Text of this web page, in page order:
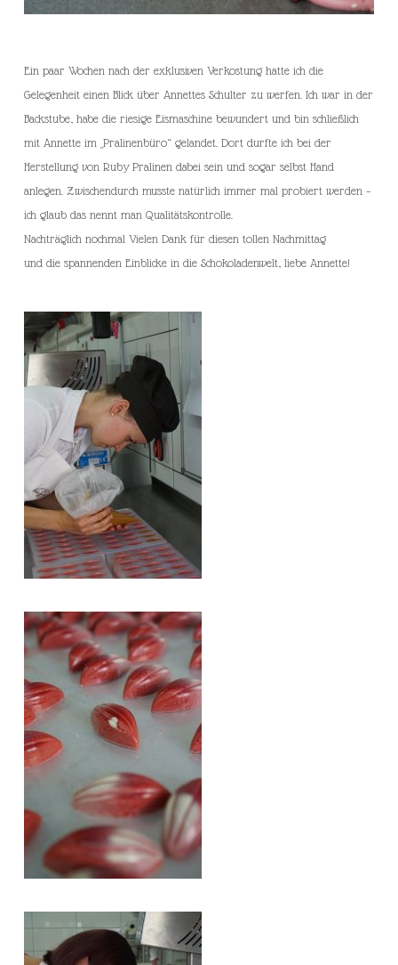
Ein paar Wochen nach der exklusiven Verkostung hatte ich die
Gelegenheit einen Blick über Annettes Schulter zu werfen. Ich war in der
Backstube, habe die riesige Eismaschine bewundert und bin schließlich
mit Annette im „Pralinenbüro“ gelandet. Dort durfte ich bei der
Herstellung von Ruby Pralinen dabei sein und sogar selbst Hand
anlegen. Zwischendurch musste natürlich immer mal probiert werden –
ich glaub das nennt man Qualitätskontrolle.
Nachträglich nochmal Vielen Dank für diesen tollen Nachmittag
und die spannenden Einblicke in die Schokoladenwelt, liebe Annette!